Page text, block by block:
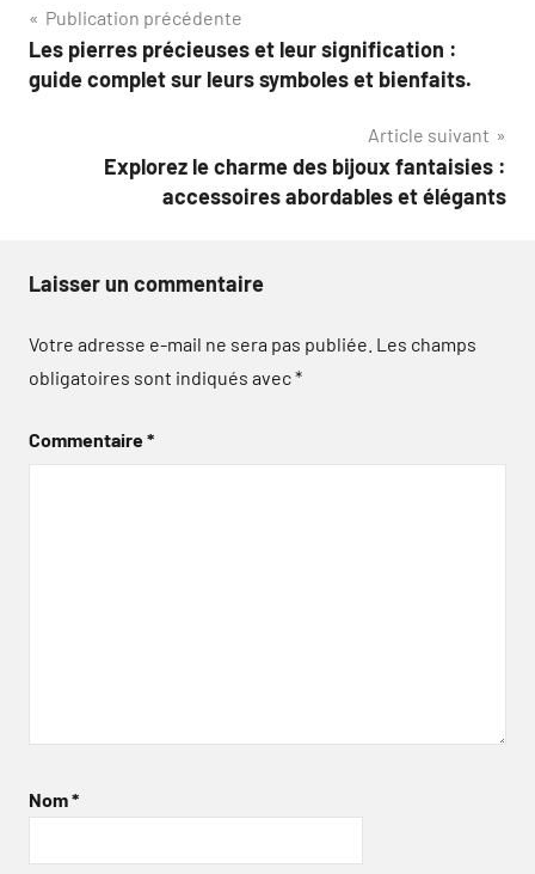
Navigation
de
Publication précédente
Les pierres précieuses et leur signification :
guide complet sur leurs symboles et bienfaits.
Article suivant
Explorez le charme des bijoux fantaisies :
accessoires abordables et élégants
Laisser un commentaire
Votre adresse e-mail ne sera pas publiée. Les champs
obligatoires sont indiqués avec*
Commentaire*
Nom*